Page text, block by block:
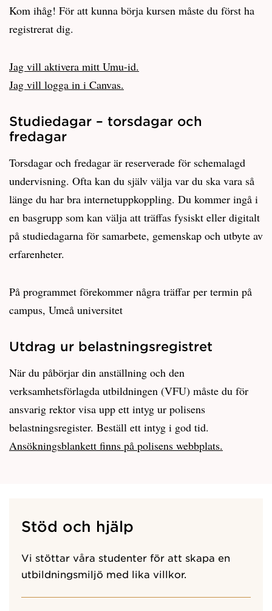
Kom ihåg! För att kunna börja kursen måste du först ha
registrerat dig.
Jag vill aktivera mitt Umu-id.
Jag vill logga in i Canvas.
Studiedagar – torsdagar och
fredagar
Torsdagar och fredagar är reserverade för schemalagd
undervisning. Ofta kan du själv välja var du ska vara så
länge du har bra internetuppkoppling. Du kommer ingå i
en basgrupp som kan välja att träffas fysiskt eller digitalt
på studiedagarna för samarbete, gemenskap och utbyte av
erfarenheter.
På programmet förekommer några träffar per termin på
campus, Umeå universitet
Utdrag ur belastningsregistret
När du påbörjar din anställning och den
verksamhetsförlagda utbildningen (VFU) måste du för
ansvarig rektor visa upp ett intyg ur polisens
belastningsregister. Beställ ett intyg i god tid.
Ansökningsblankett finns på polisens webbplats.
Stöd och hjälp
Vi stöttar våra studenter för att skapa en
utbildningsmiljö med lika villkor.